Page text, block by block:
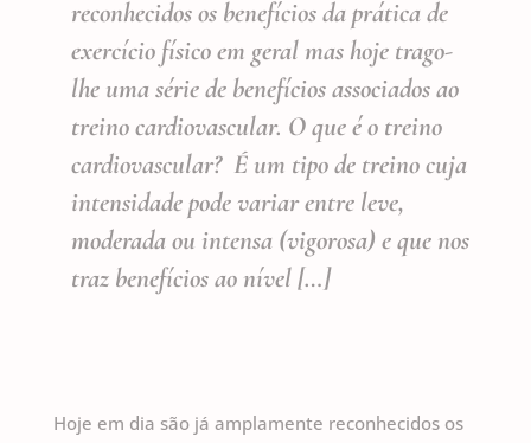
reconhecidos os benefícios da prática de
exercício físico em geral mas hoje trago-
lhe uma série de benefícios associados ao
treino cardiovascular. O que é o treino
cardiovascular? É um tipo de treino cuja
intensidade pode variar entre leve,
moderada ou intensa (vigorosa) e que nos
traz benefícios ao nível […]
Hoje em dia são já amplamente reconhecidos os